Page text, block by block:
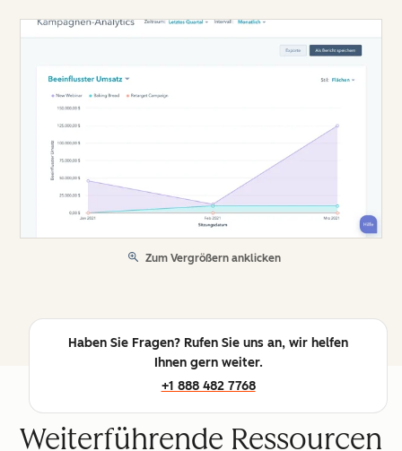
Zum Vergrößern anklicken
Haben Sie Fragen? Rufen Sie uns an, wir helfen
Ihnen gern weiter.
+1 888 482 7768
Weiterführende Ressourcen